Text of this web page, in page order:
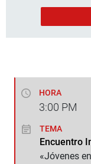
HORA
3:00 PM
TEMA
Encuentro
«Jóvenes